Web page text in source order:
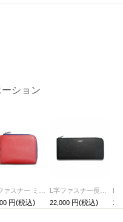
ション
L字ファスナー ミニ財布 レザー 二つ折り -Mr.M&Mr.L- / フラグメントケース
L字ファスナー長財布SOモデルロングウォレット/長財布
22,000